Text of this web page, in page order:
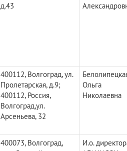
д.43
400112, Волгоград, ул.
Пролетарская, д.9;
400112, Россия,
Волгоград,ул.
Арсеньева, 32
Ольга
Николаевна
400073, Волгоград,
И.о.